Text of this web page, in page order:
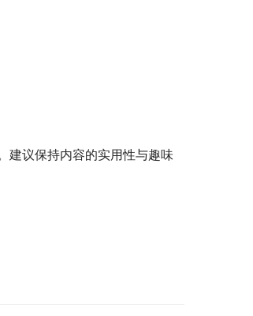
建议保持内容的实用性与趣味